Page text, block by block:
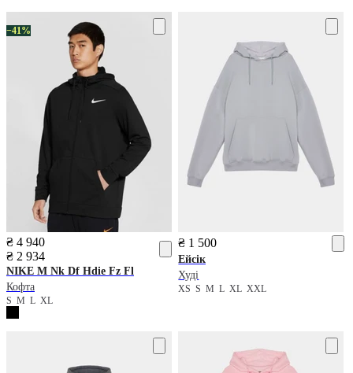
−41%
₴ 4 940
₴ 2 934
NIKE M Nk Df Hdie Fz Fl
Кофта
S M L XL
₴ 1 500
Ейсік
Худі
XSSMLXLXXL